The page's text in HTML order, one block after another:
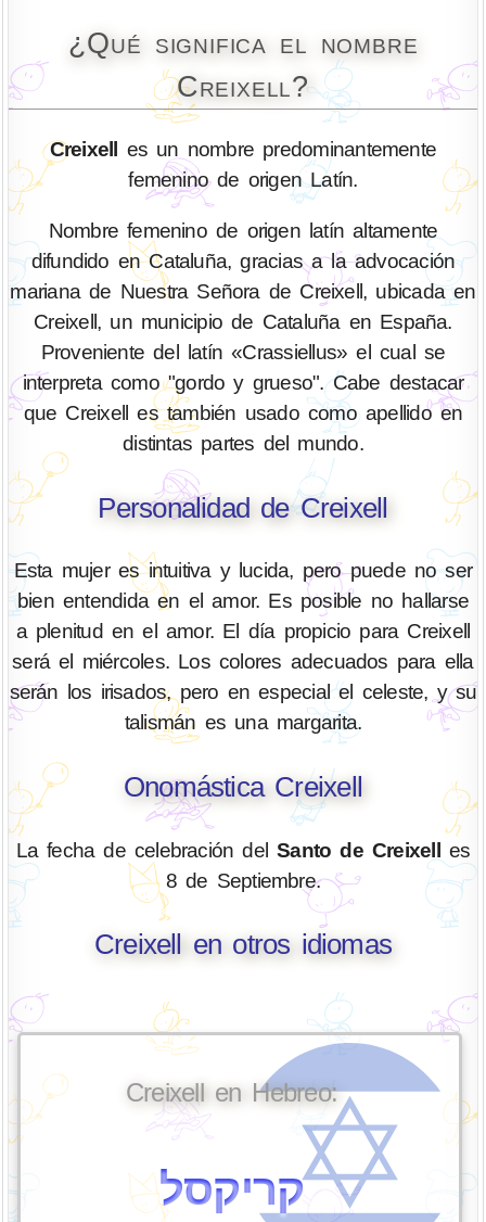
¿Qué significa el nombre
Creixell?
Creixell
es un nombre predominantemente
femenino de origen Latín.
Nombre femenino de origen latín altamente
difundido en Cataluña, gracias a la advocación
mariana de Nuestra Señora de Creixell, ubicada en
Creixell, un municipio de Cataluña en España.
Proveniente del latín «Crassiellus» el cual se
interpreta como "gordo y grueso". Cabe destacar
que Creixell es también usado como apellido en
distintas partes del mundo.
Personalidad de Creixell
Esta mujer es intuitiva y lucida, pero puede no ser
bien entendida en el amor. Es posible no hallarse
a plenitud en el amor. El día propicio para Creixell
será el miércoles. Los colores adecuados para ella
serán los irisados, pero en especial el celeste, y su
talismán es una margarita.
Onomástica Creixell
La fecha de celebración delSanto de Creixelles
8 de Septiembre.
Creixell en otros idiomas
Creixell en Hebreo:
קריקסל